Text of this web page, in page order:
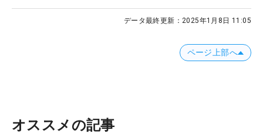
データ最終更新： 2025年1月8日 11:05
ページ上部へ
オススメの記事